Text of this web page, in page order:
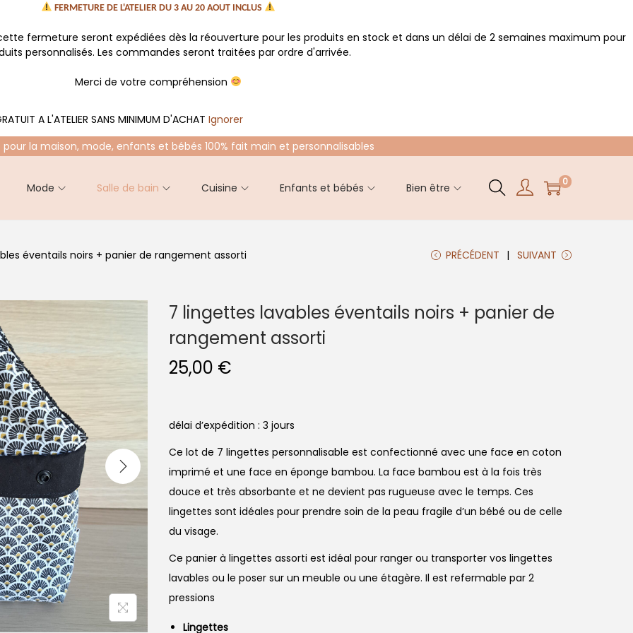
FERMETURE DE L'ATELIER DU 3 AU 20 AOUT INCLUS
fermeture seront expédiées dès la réouverture pour les produits en stock et dans un délai de 2 semaines maximum pour
personnalisés. Les commandes seront traitées par ordre d'arrivée.
Merci de votre compréhension
A L'ATELIER SANS MINIMUM D'ACHAT Ignorer
pour la maison, mode, enfants et bébés 100% fait main et personnalisables
Mode Salle de bain Cuisine Enfants et bébés Bien être 0
éventails noirs + panier de rangement assorti PRÉCÉDENT SUIVANT
7 lingettes lavables éventails noirs + panier de
rangement assorti
25,00 €
délai d’expédition : 3 jours
Ce lot de 7 lingettes personnalisable est confectionné avec une face en coton
imprimé et une face en éponge bambou. La face bambou est à la fois très
douce et très absorbante et ne devient pas rugueuse avec le temps. Ces
lingettes sont idéales pour prendre soin de la peau fragile d’un bébé ou de celle
du visage.
Ce panier à lingettes assorti est idéal pour ranger ou transporter vos lingettes
lavables ou le poser sur un meuble ou une étagère. Il est refermable par 2
pressions
Lingettes